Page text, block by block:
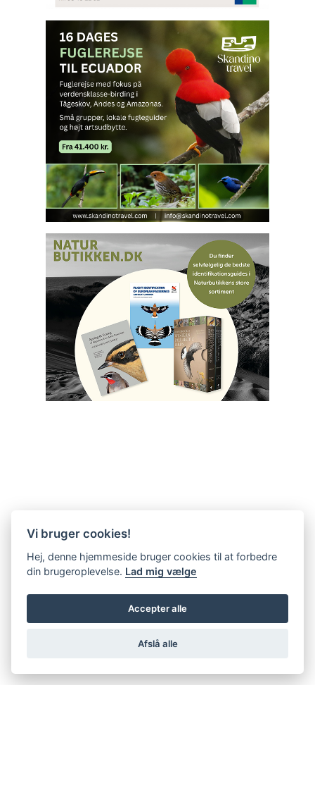
Vi bruger cookies!
Hej, denne hjemmeside bruger cookies til at forbedre
din brugeroplevelse. Lad mig vælge
Accepter alle
Afslå alle